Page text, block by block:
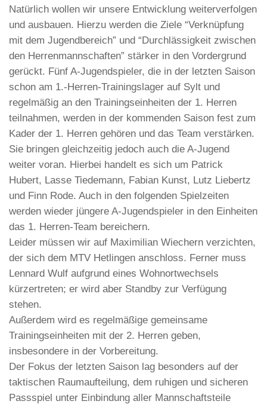
Natürlich wollen wir unsere Entwicklung weiterverfolgen
und ausbauen. Hierzu werden die Ziele “Verknüpfung
mit dem Jugendbereich” und “Durchlässigkeit zwischen
den Herrenmannschaften” stärker in den Vordergrund
gerückt. Fünf A-Jugendspieler, die in der letzten Saison
schon am 1.-Herren-Trainingslager auf Sylt und
regelmäßig an den Trainingseinheiten der 1. Herren
teilnahmen, werden in der kommenden Saison fest zum
Kader der 1. Herren gehören und das Team verstärken.
Sie bringen gleichzeitig jedoch auch die A-Jugend
weiter voran. Hierbei handelt es sich um Patrick
Hubert, Lasse Tiedemann, Fabian Kunst, Lutz Liebertz
und Finn Rode. Auch in den folgenden Spielzeiten
werden wieder jüngere A-Jugendspieler in den Einheiten
das 1. Herren-Team bereichern.
Leider müssen wir auf Maximilian Wiechern verzichten,
der sich dem MTV Hetlingen anschloss. Ferner muss
Lennard Wulf aufgrund eines Wohnortwechsels
kürzertreten; er wird aber Standby zur Verfügung
stehen.
Außerdem wird es regelmäßige gemeinsame
Trainingseinheiten mit der 2. Herren geben,
insbesondere in der Vorbereitung.
Der Fokus der letzten Saison lag besonders auf der
taktischen Raumaufteilung, dem ruhigen und sicheren
Passspiel unter Einbindung aller Mannschaftsteile